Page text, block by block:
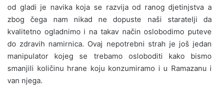
od gladi je navika koja se razvija od ranog djetinjstva a
zbog čega nam nikad ne dopuste naši staratelji da
kvalitetno ogladnimo i na takav način oslobodimo puteve
do zdravih namirnica. Ovaj nepotrebni strah je još jedan
manipulator kojeg se trebamo osloboditi kako bismo
smanjili količinu hrane koju konzumiramo i u Ramazanu i
van njega.